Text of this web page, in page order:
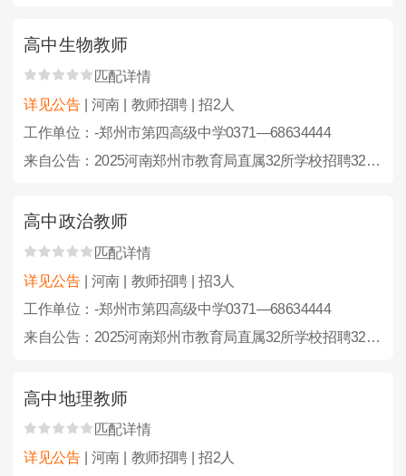
高中生物教师
匹配详情
详见公告 | 河南 | 教师招聘 | 招2人
工作单位：-郑州市第四高级中学0371—68634444
来自公告：2025河南郑州市教育局直属32所学校招聘323人公告
高中政治教师
匹配详情
详见公告 | 河南 | 教师招聘 | 招3人
工作单位：-郑州市第四高级中学0371—68634444
来自公告：2025河南郑州市教育局直属32所学校招聘323人公告
高中地理教师
匹配详情
详见公告 | 河南 | 教师招聘 | 招2人